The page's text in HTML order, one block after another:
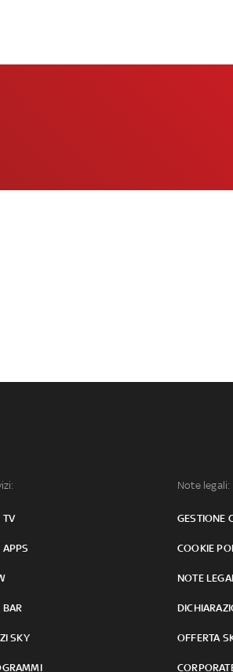
TV
APPS
BAR
SKY
Note legali:
GESTIONE
COOKIE
NOTE
OFFERTA